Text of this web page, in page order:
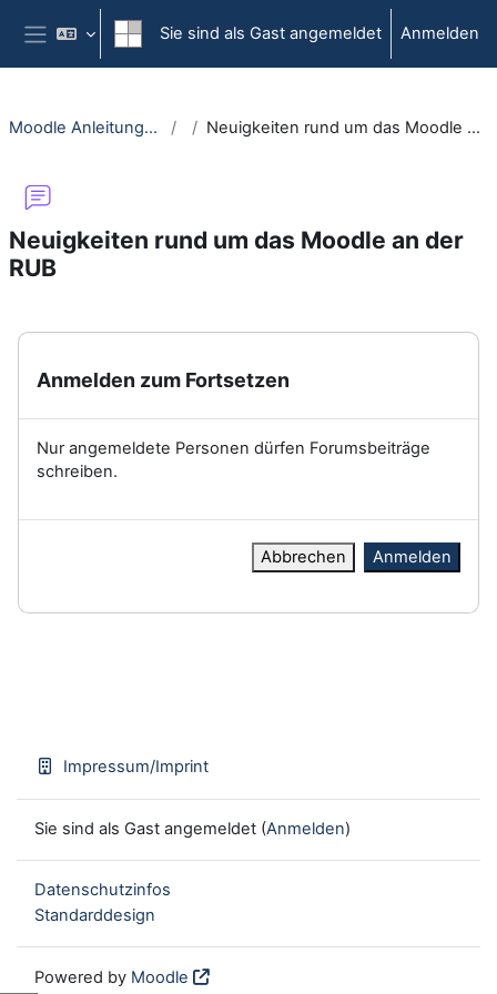
Zum Hauptinhalt
Website-Übersicht
Sie sind als Gast angemeldet Anmelden
Moodle Anleitungsportal Neuigkeiten rund um das Moodle an der RUB
Neuigkeiten rund um das Moodle an der
RUB
Anmelden zum Fortsetzen
Nur angemeldete Personen dürfen Forumsbeiträge
schreiben.
Abbrechen Anmelden
Impressum/Imprint
Sie sind als Gast angemeldet (Anmelden)
Datenschutzinfos
Standarddesign
Powered by Moodle